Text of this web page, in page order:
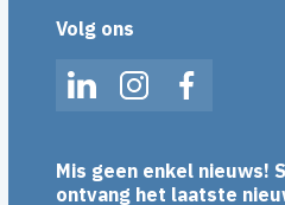
Volg ons
LinkedInInstagramFacebook
Mis geen enkel nieuws!
ontvang het laatste